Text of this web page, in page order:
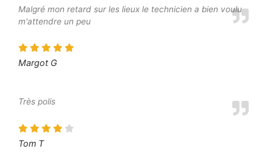
Malgré mon retard sur les lieux le technicien a bien voulu
m'attendre un peu
Margot G
Très polis
Tom T